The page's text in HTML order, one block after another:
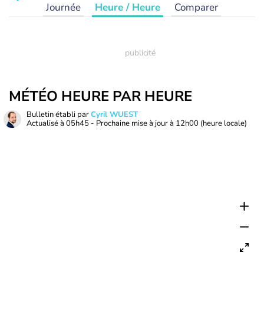
Journée Heure / Heure Comparer
MÉTÉO HEURE PAR HEURE
Bulletin établi parCyril WUEST
Actualisé à 05h45 - Prochaine mise à jour à 12h00 (heure locale)